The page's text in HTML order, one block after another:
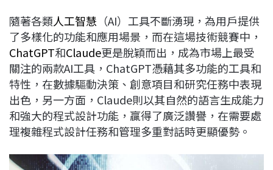
b
o
o
k
a
d
s
e
d
I
n
L
i
n
k
隨著各類人工智慧 （AI）工具不斷湧現，為用戶提供
了多樣化的功能和應用場景，而在這場技術競賽中，
ChatGPT和Claude更是脫穎而出，成為市場上最受
關注的兩款AI工具，ChatGPT憑藉其多功能的工具和
特性，在數據驅動決策、創意項目和研究任務中表現
出色，另一方面，Claude則以其自然的語言生成能力
和強大的程式設計功能，贏得了廣泛讚譽，在需要處
理複雜程式設計任務和管理多重對話時更顯優勢。